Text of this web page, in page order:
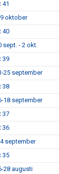
41
oktober
40
sept. - 2 okt.
39
25 september
38
18 september
37
36
september
35
28 augusti